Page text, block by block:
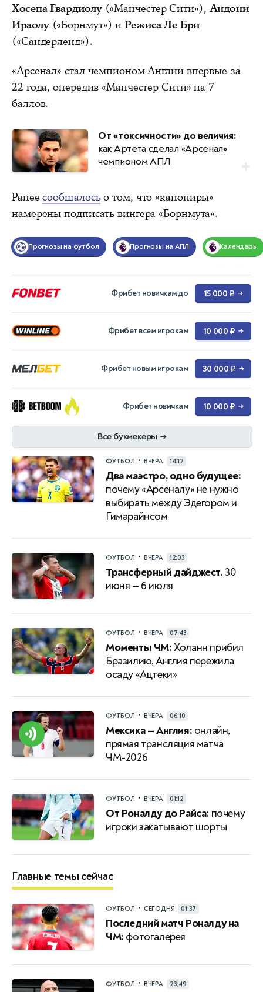
Хосепа Гвардиолу(«Манчестер Сити»), Андони
Ираолу(«Борнмут») иРежиса Ле Бри
(«Сандерленд»).
«Арсенал» стал чемпионом Англии впервые за
22 года, опередив «Манчестер Сити» на 7
баллов.
От «токсичности» до величия:
как Артета сделал «Арсенал»
чемпионом АПЛ
Ранеесообщалосьо том, что «канониры»
намерены подписать вингера «Борнмута».
Прогнозы на футбол Прогнозы на АПЛ Календарь
Фрибет новичкам до 15 000 ₽ →
Фрибет всем игрокам 10 000 ₽ →
Фрибет новым игрокам 30 000 ₽ →
Фрибет новичкам 10 000 ₽ →
Все букмекеры →
ФУТБОЛ • ВЧЕРА 14:12
Два маэстро, одно будущее:
почему «Арсеналу» не нужно
выбирать между Эдегором и
Гимарайнсом
ФУТБОЛ • ВЧЕРА 12:03
Трансферный дайджест.30
июня — 6 июля
ФУТБОЛ • ВЧЕРА 07:43
Моменты ЧМ:Холанн прибил
Бразилию, Англия пережила
осаду «Ацтеки»
ФУТБОЛ • ВЧЕРА 06:10
Мексика — Англия: онлайн,
прямая трансляция матча
ЧМ-2026
ФУТБОЛ • ВЧЕРА 01:12
От Роналду до Райса: почему
игроки закатывают шорты
Главные темы сейчас
ФУТБОЛ • СЕГОДНЯ 01:37
Последний матч Роналду на
ЧМ: фотогалерея
ФУТБОЛ • ВЧЕРА 23:49